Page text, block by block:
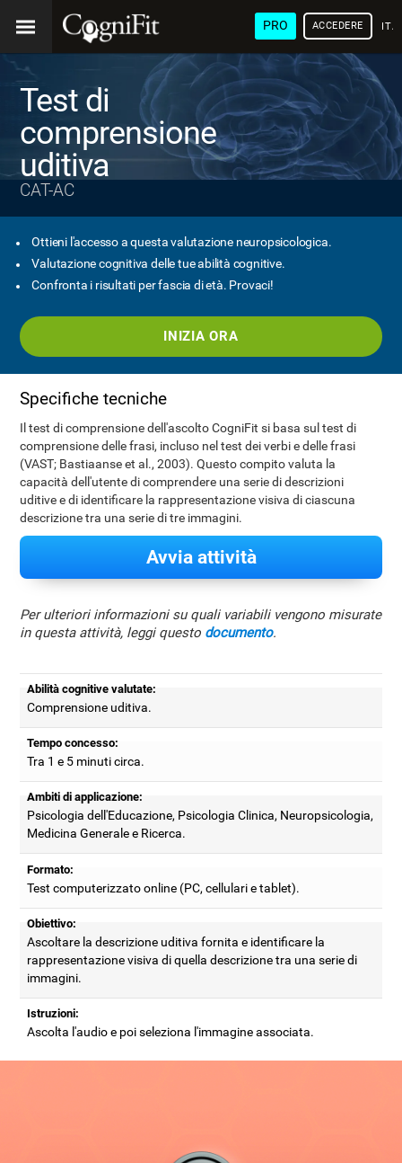
PRO ACCEDERE
Test di
comprensione
uditiva
CAT-AC
Ottieni l'accesso a questa valutazione neuropsicologica.
Valutazione cognitiva delle tue abilità cognitive.
Confronta i risultati per fascia di età. Provaci!
INIZIA ORA
Specifiche tecniche
Il test di comprensione dell'ascolto CogniFit si basa sul test di
comprensione delle frasi, incluso nel test dei verbi e delle frasi
(VAST; Bastiaanse et al., 2003). Questo compito valuta la
capacità dell'utente di comprendere una serie di descrizioni
uditive e di identificare la rappresentazione visiva di ciascuna
descrizione tra una serie di tre immagini.
Avvia attività
Per ulteriori informazioni su quali variabili vengono misurate
in questa attività, leggi questo documento.
Abilità cognitive valutate:
Comprensione uditiva.
Tempo concesso:
Tra 1 e 5 minuti circa.
Ambiti di applicazione:
Psicologia dell'Educazione, Psicologia Clinica, Neuropsicologia,
Medicina Generale e Ricerca.
Formato:
Test computerizzato online (PC, cellulari e tablet).
Obiettivo:
Ascoltare la descrizione uditiva fornita e identificare la
rappresentazione visiva di quella descrizione tra una serie di
immagini.
Istruzioni:
Ascolta l'audio e poi seleziona l'immagine associata.